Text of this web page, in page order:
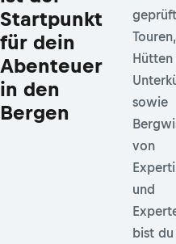
Startpunkt
für dein
Abenteuer
in den
Bergen
Touren,
Hütten
sowie
von
und
bist du